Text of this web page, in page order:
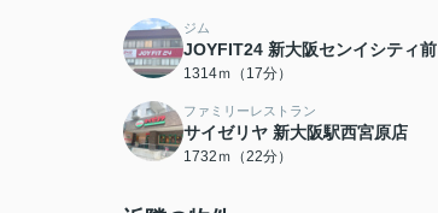
ジム
JOYFIT24 新大阪センイシティ前
1314ｍ（17分）
ファミリーレストラン
サイゼリヤ 新大阪駅西宮原店
1732ｍ（22分）